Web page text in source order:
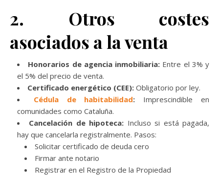
2. Otros costes
asociados a la venta
Honorarios de agencia inmobiliaria: Entre el 3% y
el 5% del precio de venta.
Certificado energético (CEE): Obligatorio por ley.
Cédula de habitabilidad: Imprescindible en
comunidades como Cataluña.
Cancelación de hipoteca: Incluso si está pagada,
hay que cancelarla registralmente. Pasos:
Solicitar certificado de deuda cero
Firmar ante notario
Registrar en el Registro de la Propiedad